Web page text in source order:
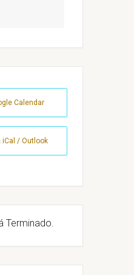
Calendar
iCal / Outlook
Terminado.